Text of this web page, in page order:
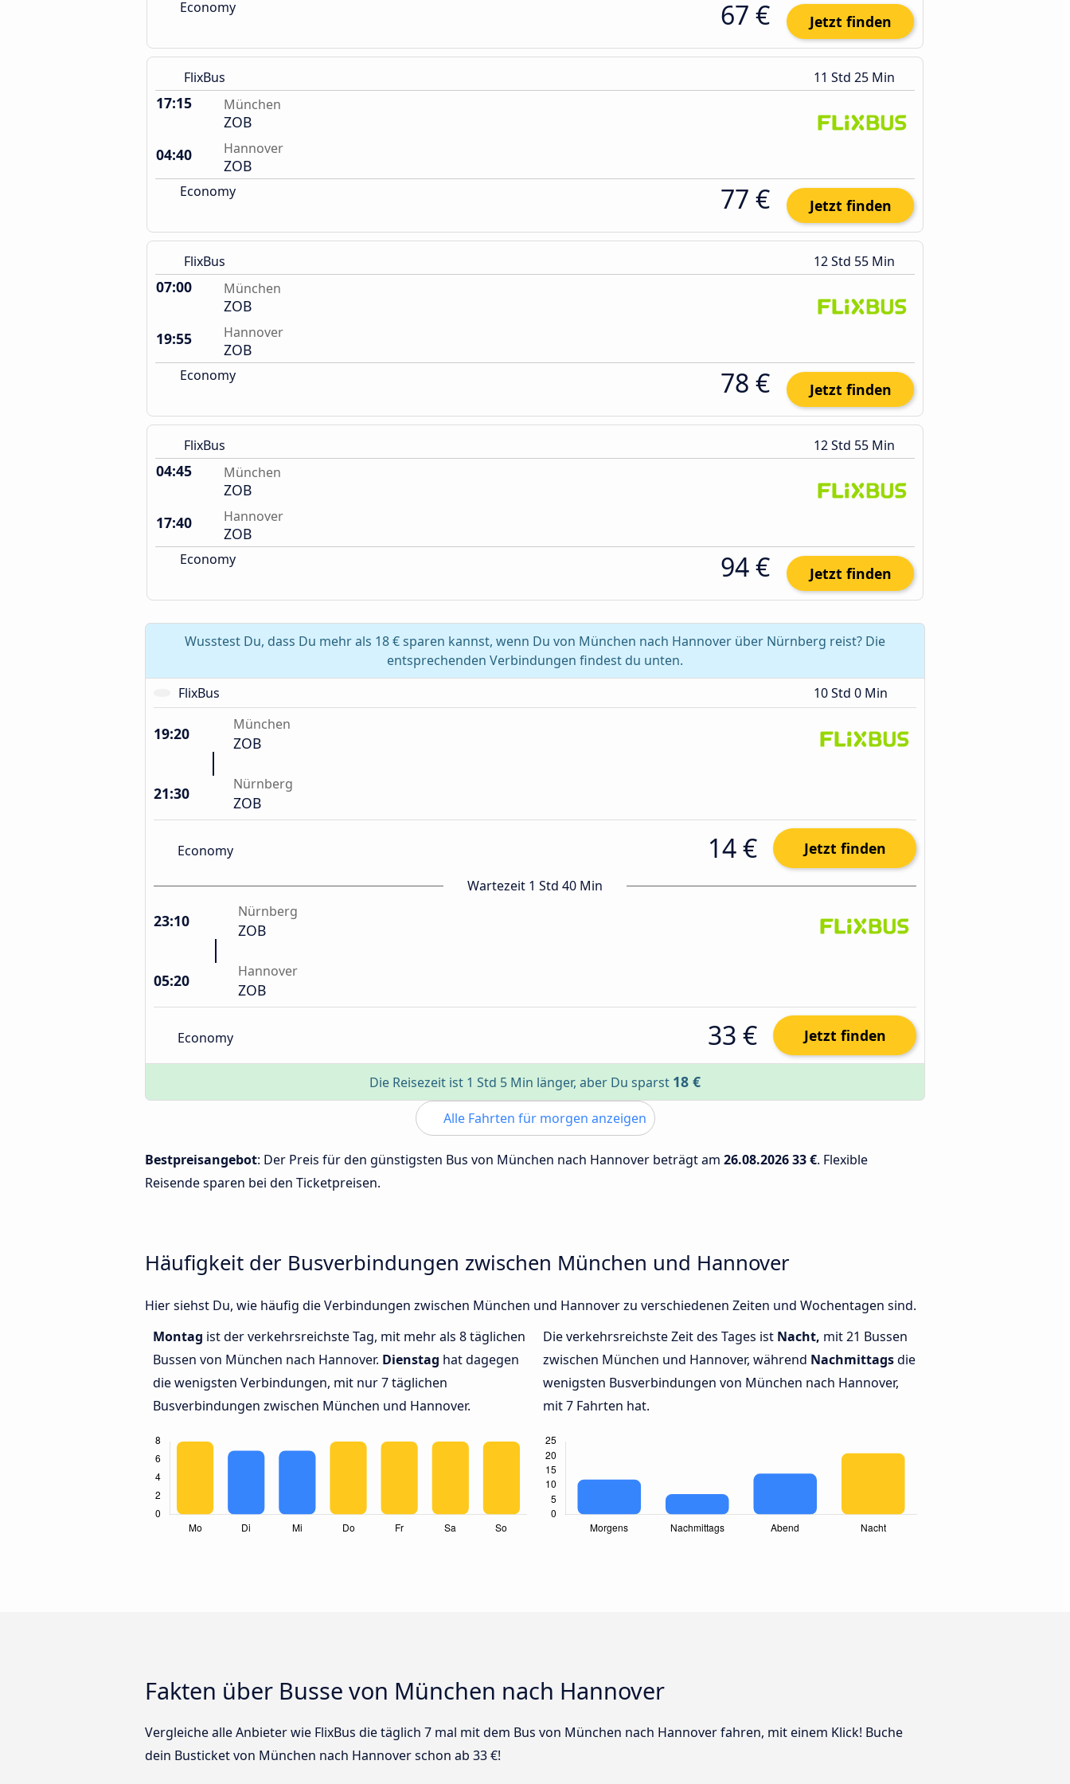
Economy 67 € Jetzt finden
FlixBus 11 Std 25 Min
17:15 München
ZOB
04:40
Hannover
ZOB
Economy 77 € Jetzt finden
FlixBus 12 Std 55 Min
07:00 München
ZOB
19:55
Hannover
ZOB
Economy 78 € Jetzt finden
FlixBus 12 Std 55 Min
04:45 München
ZOB
17:40
Hannover
ZOB
Economy 94 € Jetzt finden
Wusstest Du, dass Du mehr als 18 € sparen kannst, wenn Du von München nach Hannover über Nürnberg reist? Die
entsprechenden Verbindungen findest du unten.
FlixBus
10 Std 0 Min
19:20 München
ZOB
21:30 Nürnberg
ZOB
Economy 14 € Jetzt finden
Wartezeit 1 Std 40 Min
23:10 Nürnberg
ZOB
05:20 Hannover
ZOB
Economy 33 € Jetzt finden
Die Reisezeit ist 1 Std 5 Min länger, aber Du sparst 18 €
Alle Fahrten für morgen anzeigen
Bestpreisangebot: Der Preis für den günstigsten Bus von München nach Hannover beträgt am 26.08.202633 €. Flexible
Reisende sparen bei den Ticketpreisen.
Häufigkeit der Busverbindungen zwischen München und Hannover
Hier siehst Du, wie häufig die Verbindungen zwischen München und Hannover zu verschiedenen Zeiten und Wochentagen sind.
Montag ist der verkehrsreichste Tag, mit mehr als 8 täglichen
Bussen von München nach Hannover. Dienstag hat dagegen
die wenigsten Verbindungen, mit nur 7 täglichen
Busverbindungen zwischen München und Hannover.
Die verkehrsreichste Zeit des Tages ist Nacht, mit 21 Bussen
zwischen München und Hannover, während Nachmittagsdie
wenigsten Busverbindungen von München nach Hannover,
mit 7 Fahrten hat.
Fakten über Busse von München nach Hannover
Vergleiche alle Anbieter wie FlixBus die täglich 7 mal mit dem Bus von München nach Hannover fahren, mit einem Klick! Buche
dein Busticket von München nach Hannover schon ab 33 €!